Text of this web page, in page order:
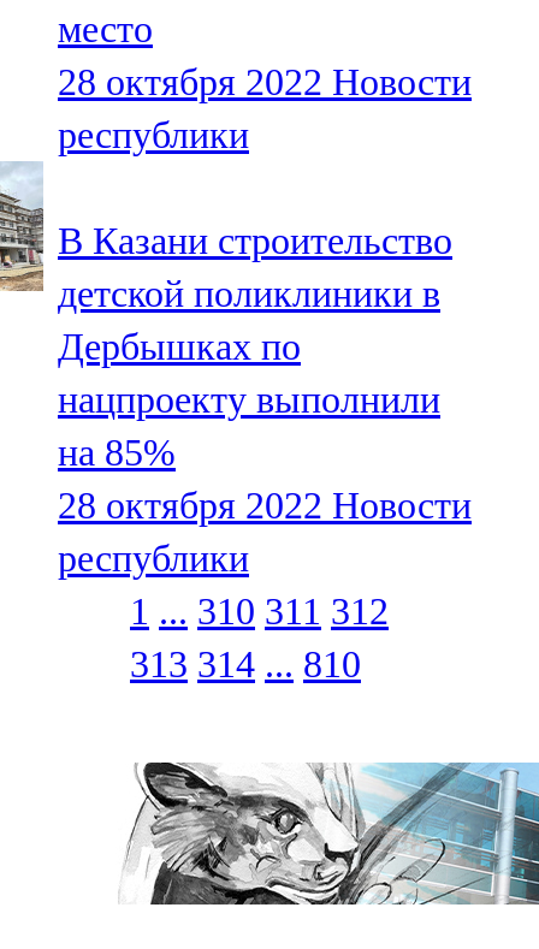
место
28 октября 2022 Новости
республики
В Казани строительство
детской поликлиники в
Дербышках по
нацпроекту выполнили
на 85%
28 октября 2022 Новости
республики
1 ... 310 311 312
313 314 ... 810